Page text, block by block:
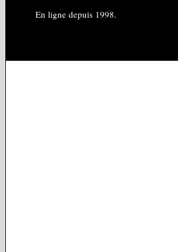
En ligne depuis 1998.